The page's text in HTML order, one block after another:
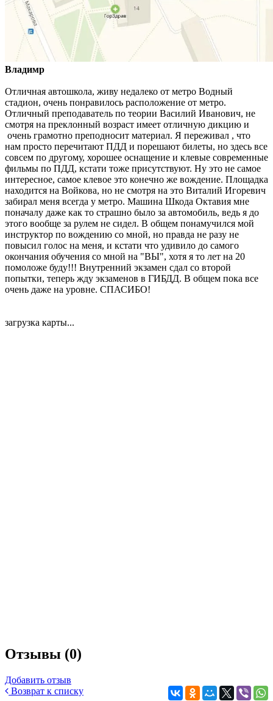
Владимр
Отличная автошкола, живу недалеко от метро Водный
стадион, очень понравилось расположение от метро.
Отличный преподаватель по теории Василий Иванович, не
смотря на преклонный возраст имеет отличную дикцию и
очень грамотно преподносит материал. Я переживал , что
нам просто перечитают ПДД и порешают билеты, но здесь все
совсем по другому, хорошее оснащение и клевые современные
фильмы по ПДД, кстати тоже присутствуют. Ну это не самое
интересное, самое клевое это конечно же вождение. Площадка
находится на Войкова, но не смотря на это Виталий Игоревич
забирал меня всегда у метро. Машина Шкода Октавия мне
поначалу даже как то страшно было за автомобиль, ведь я до
этого вообще за рулем не сидел. В общем понамучился мой
инструктор по вождению со мной, но правда не разу не
повысил голос на меня, и кстати что удивило до самого
окончания обучения со мной на "ВЫ", хотя я то лет на 20
помоложе буду!!! Внутренний экзамен сдал со второй
попытки, теперь жду экзаменов в ГИБДД. В общем пока все
очень даже на уровне. СПАСИБО!
загрузка карты...
Отзывы (0)
Добавить отзыв
Возврат к списку